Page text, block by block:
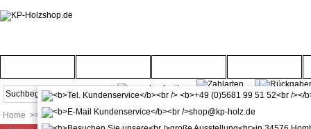
Home >> Türenwelt >> Türen nach Farbton